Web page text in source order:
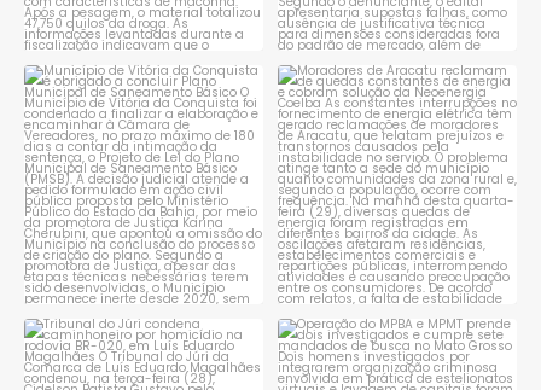
Município de Vitória da
Conquista é obrigado a...
1 0
Moradores de Aracatu
reclamam de quedas
constantes ...
1 0
Tribunal do Júri condena
caminhoneiro por...
1 0
Operação do MPBA e MPMT
prende dois investigados e...
1 0